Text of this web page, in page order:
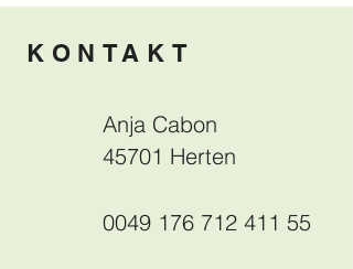
KONTAKT
Anja Cabon
45701 Herten
0049 176 712 411 55